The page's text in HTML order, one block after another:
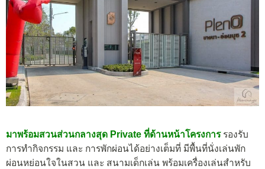
มาพร้อมสวนส่วนกลางสุด Private ที่ด้านหน้าโครงการรองรับ
การทำกิจกรรม และ การพักผ่อนได้อย่างเต็มที่ มีพื้นที่นั่งเล่นพัก
ผ่อนหย่อนใจในสวน และ สนามเด็กเล่น พร้อมเครื่องเล่นสำหรับ